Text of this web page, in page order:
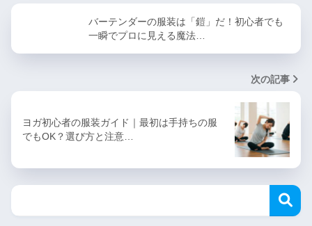
バーテンダーの服装は「鎧」だ！初心者でも
一瞬でプロに見える魔法…
次の記事
ヨガ初心者の服装ガイド｜最初は手持ちの服
でもOK？選び方と注意…